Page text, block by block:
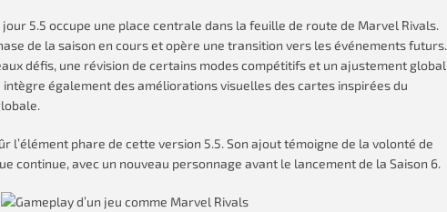
5.5 occupe une place centrale dans la feuille de route de Marvel Rivals.
de la saison en cours et opère une transition vers les événements futurs.
défis, une révision de certains modes compétitifs et un ajustement global
intègre également des améliorations visuelles des cartes inspirées du
l’élément phare de cette version 5.5. Son ajout témoigne de la volonté de
continue, avec un nouveau personnage avant le lancement de la Saison 6.